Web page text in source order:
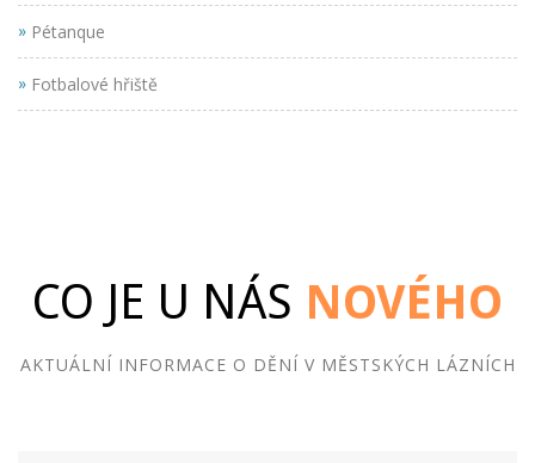
» Pétanque
» Fotbalové hřiště
CO JE U NÁS NOVÉHO
AKTUÁLNÍ INFORMACE O DĚNÍ V MĚSTSKÝCH LÁZNÍCH